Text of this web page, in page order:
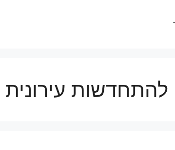
להתחדשות עירונית